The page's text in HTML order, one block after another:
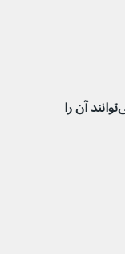
چه کسانی می‌توانند و چه کسانی نمی‌توانند آن را